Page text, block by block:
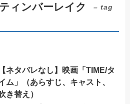
ィンバーレイク
– tag
【ネタバレなし】映画「TIME/タ
ム」（あらすじ、キャスト、
き替え）